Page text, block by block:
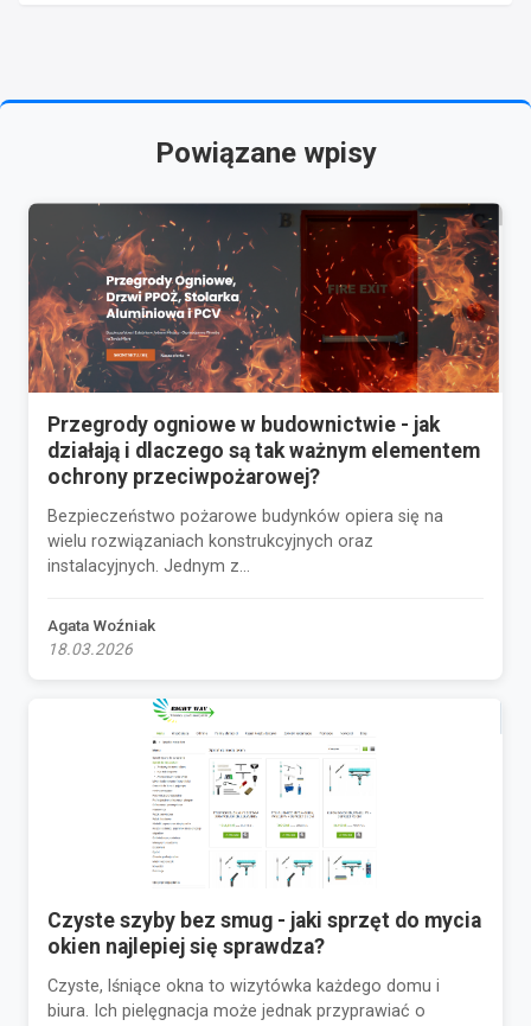
Powiązane wpisy
Przegrody ogniowe w budownictwie - jak
działają i dlaczego są tak ważnym elementem
ochrony przeciwpożarowej?
Bezpieczeństwo pożarowe budynków opiera się na
wielu rozwiązaniach konstrukcyjnych oraz
instalacyjnych. Jednym z...
Agata Woźniak
18.03.2026
Czyste szyby bez smug - jaki sprzęt do mycia
okien najlepiej się sprawdza?
Czyste, lśniące okna to wizytówka każdego domu i
biura. Ich pielęgnacja może jednak przyprawiać o